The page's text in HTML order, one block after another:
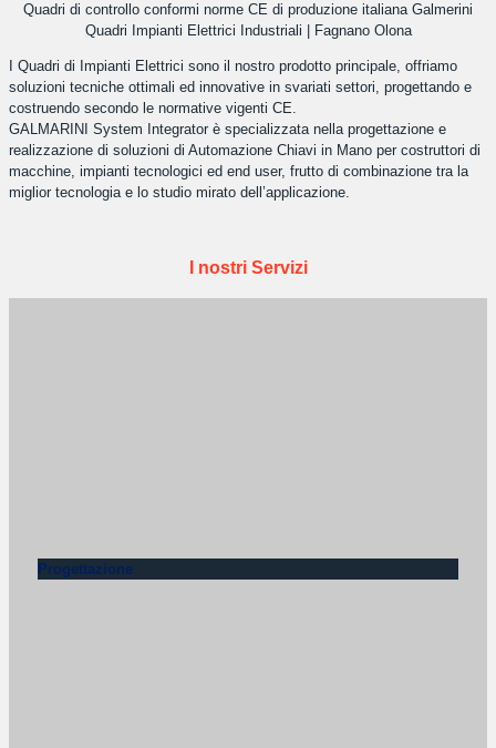
Quadri di controllo conformi norme CE di produzione italiana Galmerini
Quadri Impianti Elettrici Industriali | Fagnano Olona
I Quadri di Impianti Elettrici sono il nostro prodotto principale, offriamo
soluzioni tecniche ottimali ed innovative in svariati settori, progettando e
costruendo secondo le normative vigenti CE.
GALMARINI System Integrator è specializzata nella progettazione e
realizzazione di soluzioni di Automazione Chiavi in Mano per costruttori di
macchine, impianti tecnologici ed end user, frutto di combinazione tra la
miglior tecnologia e lo studio mirato dell’applicazione.
I nostri Servizi
Progettazione